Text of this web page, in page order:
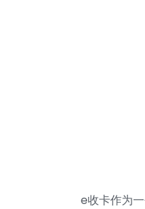
e收卡作为